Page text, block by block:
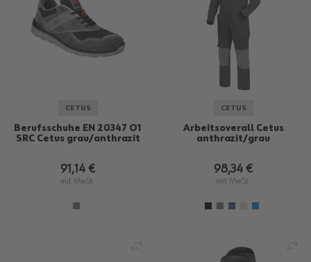
CETUS
Berufsschuhe EN 20347 O1
SRC Cetus grau/anthrazit
91,14 €
mit MwSt.
CETUS
Arbeitsoverall Cetus
anthrazit/grau
98,34 €
mit MwSt.